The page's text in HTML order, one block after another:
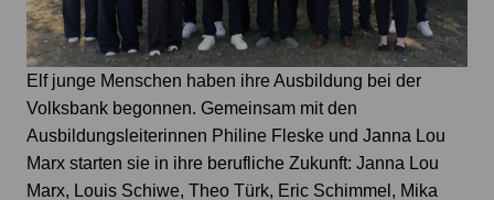
Elf junge Menschen haben ihre Ausbildung bei der
Volksbank begonnen. Gemeinsam mit den
Ausbildungsleiterinnen Philine Fleske und Janna Lou
Marx starten sie in ihre berufliche Zukunft: Janna Lou
Marx, Louis Schiwe, Theo Türk, Eric Schimmel, Mika